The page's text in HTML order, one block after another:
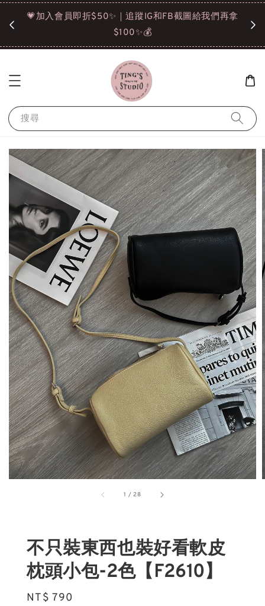
選
💗加入會員即折$50✨｜追蹤IG和FB截圖給我們再拿
$100✨💰
搜尋
1 /28
不只裝東西也裝好看軟皮
枕頭小包-2色【F2610】
Regular
NT$ 790